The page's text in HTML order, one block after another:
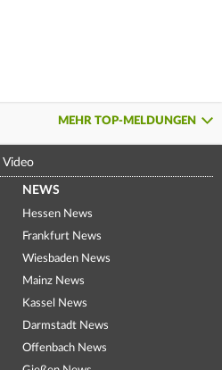
MEHR TOP-MELDUNGEN
Video
NEWS
Hessen News
Frankfurt News
Wiesbaden News
Mainz News
Kassel News
Darmstadt News
Offenbach News